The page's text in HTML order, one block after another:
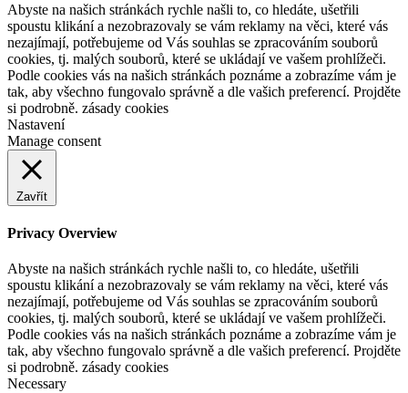
Abyste na našich stránkách rychle našli to, co hledáte, ušetřili
spoustu klikání a nezobrazovaly se vám reklamy na věci, které vás
nezajímají, potřebujeme od Vás souhlas se zpracováním souborů
cookies, tj. malých souborů, které se ukládají ve vašem prohlížeči.
Podle cookies vás na našich stránkách poznáme a zobrazíme vám je
tak, aby všechno fungovalo správně a dle vašich preferencí. Projděte
si podrobně. zásady cookies
Nastavení
Manage consent
Zavřít
Privacy Overview
Abyste na našich stránkách rychle našli to, co hledáte, ušetřili
spoustu klikání a nezobrazovaly se vám reklamy na věci, které vás
nezajímají, potřebujeme od Vás souhlas se zpracováním souborů
cookies, tj. malých souborů, které se ukládají ve vašem prohlížeči.
Podle cookies vás na našich stránkách poznáme a zobrazíme vám je
tak, aby všechno fungovalo správně a dle vašich preferencí. Projděte
si podrobně. zásady cookies
Necessary